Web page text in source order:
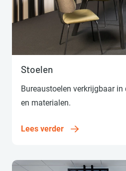
Lees verder
Stoelen
Bureaustoelen verkrijgbaar in
en materialen.
Lees verder